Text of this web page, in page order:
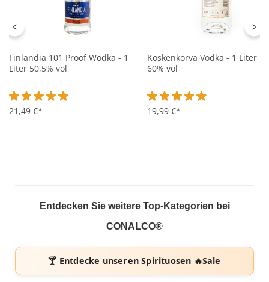
Finlandia 101 Proof Wodka - 1
Liter 50,5% vol
Durchschnittliche Bewertung von 4.9 von 5 Sternen
21,49 €*
Koskenkorva Vodka - 1 Liter
60% vol
Durchschnittliche
19,99 €*
Entdecken Sie weitere Top-Kategorien bei
CONALCO®
🍸 Entdecke unserenSpirituosen 🔥Sale